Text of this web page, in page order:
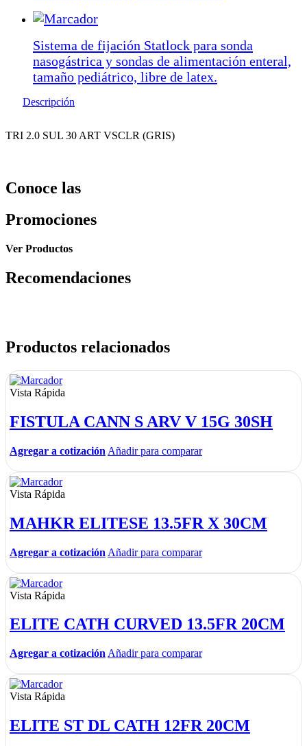
Sistema de fijación Statlock para sonda
nasogástrica y sondas de alimentación enteral,
tamaño pediátrico, libre de latex.
Descripción
TRI 2.0 SUL 30 ART VSCLR (GRIS)
Conoce las
Promociones
Ver Productos
Recomendaciones
Productos relacionados
Vista Rápida
FISTULA CANN S ARV V 15G 30SH
Agregar a cotización Añadir para comparar
Vista Rápida
MAHKR ELITESE 13.5FR X 30CM
Agregar a cotización Añadir para comparar
Vista Rápida
ELITE CATH CURVED 13.5FR 20CM
Agregar a cotización Añadir para comparar
Vista Rápida
ELITE ST DL CATH 12FR 20CM